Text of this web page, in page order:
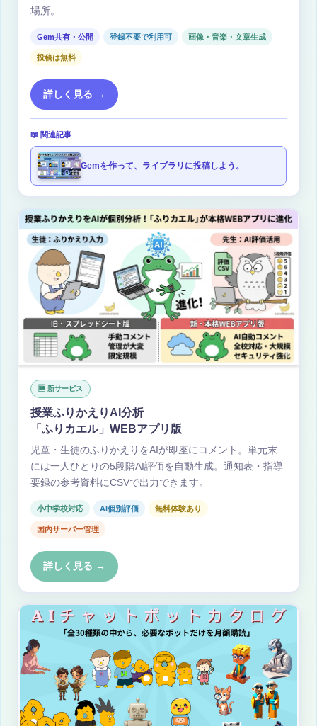
場所。
Gem共有・公開 登録不要で利用可 画像・音楽・文章生成
投稿は無料
詳しく見る →
📖 関連記事
Gemを作って、ライブラリに投稿しよう。
🆕 新サービス
授業ふりかえりAI分析
「ふりカエル」WEBアプリ版
児童・生徒のふりかえりをAIが即座にコメント。単元末
には一人ひとりの5段階AI評価を自動生成。通知表・指導
要録の参考資料にCSVで出力できます。
小中学校対応 AI個別評価 無料体験あり
国内サーバー管理
詳しく見る →